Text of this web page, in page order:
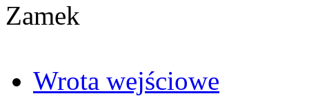
Zamek
Wrota wejściowe